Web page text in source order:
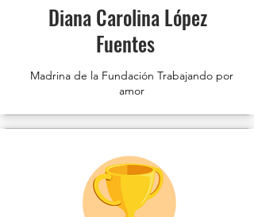
Diana Carolina López
Fuentes
Madrina de la Fundación Trabajando por
amor